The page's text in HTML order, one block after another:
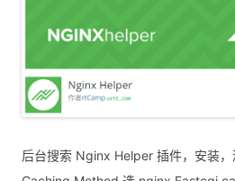
后台搜索 Nginx Helper 插件，安装，